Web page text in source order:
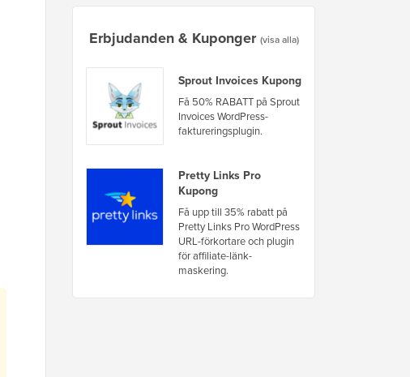
Erbjudanden & Kuponger (visa alla)
Sprout Invoices Kupong
Få 50% RABATT på Sprout
Invoices WordPress-
faktureringsplugin.
Pretty Links Pro
Kupong
Få upp till 35% rabatt på
Pretty Links Pro WordPress
URL-förkortare och plugin
för affiliate-länk-
maskering.